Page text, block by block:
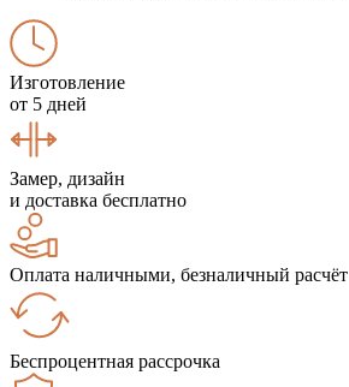
Изготовление
от 5 дней
Замер, дизайн
и доставка бесплатно
Оплата наличными, безналичный расчёт
Беспроцентная рассрочка